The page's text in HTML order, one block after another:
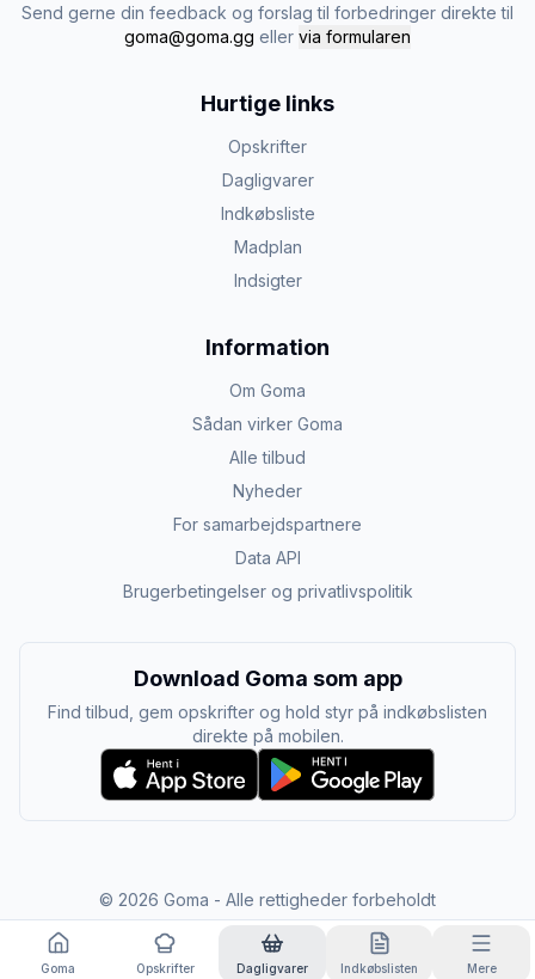
Send gerne din feedback og forslag til forbedringer direkte til
goma@goma.gg eller via formularen
Hurtige links
Opskrifter
Dagligvarer
Indkøbsliste
Madplan
Indsigter
Information
Om Goma
Sådan virker Goma
Alle tilbud
Nyheder
For samarbejdspartnere
Data API
Brugerbetingelser og privatlivspolitik
Download Goma som app
Find tilbud, gem opskrifter og hold styr på indkøbslisten
direkte på mobilen.
© 2026 Goma - Alle rettigheder forbeholdt
Goma Opskrifter Dagligvarer Indkøbslisten Mere